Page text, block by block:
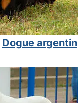
Dogue argentin